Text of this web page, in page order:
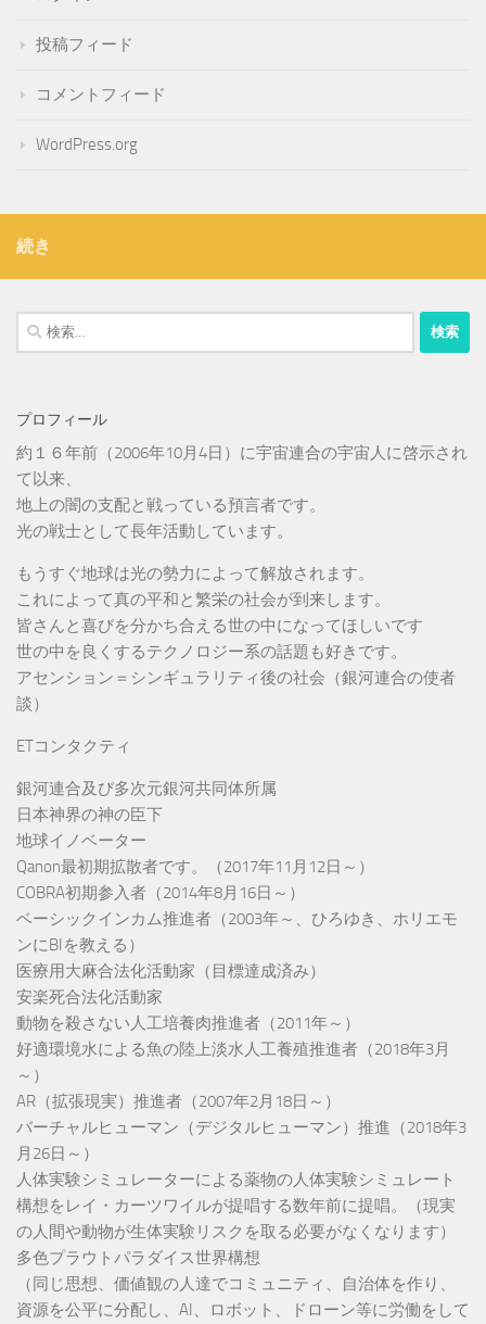
投稿フィード
コメントフィード
WordPress.org
続き
検
索:
プロフィール
約１６年前（2006年10月4日）に宇宙連合の宇宙人に啓示され
て以来、
地上の闇の支配と戦っている預言者です。
光の戦士として長年活動しています。
もうすぐ地球は光の勢力によって解放されます。
これによって真の平和と繁栄の社会が到来します。
皆さんと喜びを分かち合える世の中になってほしいです
世の中を良くするテクノロジー系の話題も好きです。
アセンション＝シンギュラリティ後の社会（銀河連合の使者
談）
ETコンタクティ
銀河連合及び多次元銀河共同体所属
日本神界の神の臣下
地球イノベーター
Qanon最初期拡散者です。（2017年11月12日～）
COBRA初期参入者（2014年8月16日～）
ベーシックインカム推進者（2003年～、ひろゆき、ホリエモ
ンにBIを教える）
医療用大麻合法化活動家（目標達成済み）
安楽死合法化活動家
動物を殺さない人工培養肉推進者（2011年～）
好適環境水による魚の陸上淡水人工養殖推進者（2018年3月
～）
AR（拡張現実）推進者（2007年2月18日～）
バーチャルヒューマン（デジタルヒューマン）推進（2018年3
月26日～）
人体実験シミュレーターによる薬物の人体実験シミュレート
構想をレイ・カーツワイルが提唱する数年前に提唱。（現実
の人間や動物が生体実験リスクを取る必要がなくなります）
多色プラウトパラダイス世界構想
（同じ思想、価値観の人達でコミュニティ、自治体を作り、
資源を公平に分配し、AI、ロボット、ドローン等に労働をして